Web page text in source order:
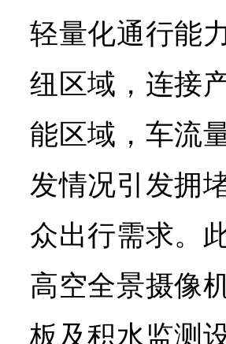
轻量化通行能
纽区域，连接
能区域，车流
发情况引发拥
众出行需求。
高空全景摄像
板及积水监测